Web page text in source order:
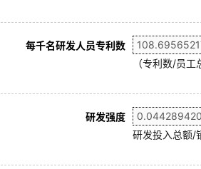
每千名研发人员专利数
（专利数/员
研发强度
研发投入总额/